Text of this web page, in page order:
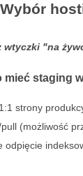
Wybór
wtyczki "na
mieć staging
strony
(możliwość
odpięcie